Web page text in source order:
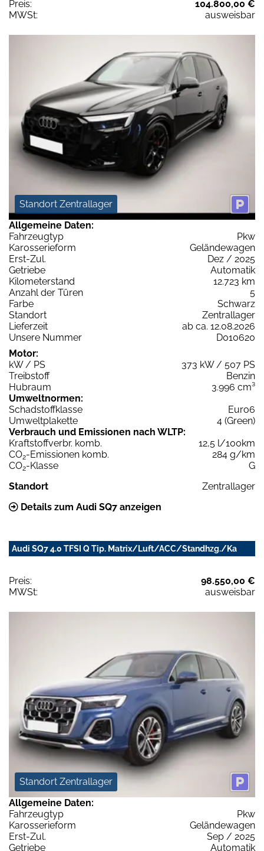
Preis:
104.800,00 €
MWSt:
ausweisbar
Standort Zentrallager
Allgemeine Daten:
Fahrzeugtyp
Pkw
Karosserieform
Geländewagen
Erst-Zul.
Dez / 2025
Getriebe
Automatik
Kilometerstand
12.723 km
Anzahl der Türen
5
Farbe
Schwarz
Standort
Zentrallager
Lieferzeit
ab ca. 12.08.2026
Unsere Nummer
D010620
Motor:
kW / PS
373 kW / 507 PS
Treibstoff
Benzin
Hubraum
3.996 cm³
Umweltnormen:
Schadstoffklasse
Euro6
Umweltplakette
4 (Green)
Verbrauch und Emissionen nach WLTP:
Kraftstoffverbr. komb.
12,5 l/100km
CO2-Emissionen komb.
284 g/km
CO2-Klasse
G
Standort
Zentrallager
Details zum Audi SQ7 anzeigen
Audi SQ7 4.0 TFSI Q Tip. Matrix/Luft/ACC/Standhzg./Ka
Preis:
98.550,00 €
MWSt:
ausweisbar
Standort Zentrallager
Allgemeine Daten:
Fahrzeugtyp
Pkw
Karosserieform
Geländewagen
Erst-Zul.
Sep / 2025
Getriebe
Automatik